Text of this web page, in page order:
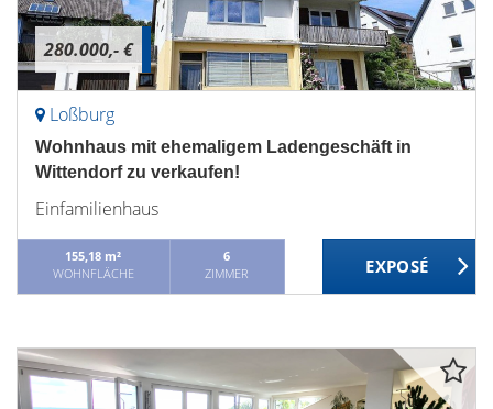
280.000,- €
Loßburg
Wohnhaus mit ehemaligem Ladengeschäft in
Wittendorf zu verkaufen!
Einfamilienhaus
155,18 m²
WOHNFLÄCHE
6
ZIMMER